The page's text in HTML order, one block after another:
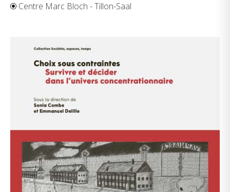
Centre Marc Bloch - Tillon-Saal